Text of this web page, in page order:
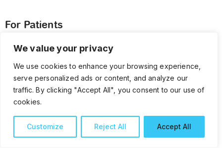
We value your privacy
We use cookies to enhance your browsing experience,
serve personalized ads or content, and analyze our
traffic. By clicking "Accept All", you consent to our use of
cookies.
Customize Reject All Accept All
For Patients
ကျန်းမာသုတ
Find a location
Find a doctor
For Professionals
Transforming healthcare